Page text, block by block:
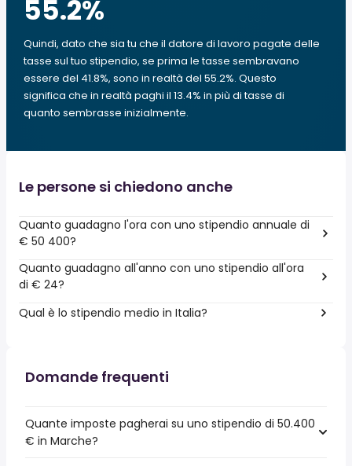
55.2%
Quindi, dato che sia tu che il datore di lavoro pagate delle
tasse sul tuo stipendio, se prima le tasse sembravano
essere del 41.8%, sono in realtà del 55.2%. Questo
significa che in realtà paghi il 13.4% in più di tasse di
quanto sembrasse inizialmente.
Le persone si chiedono anche
Quanto guadagno l'ora con uno stipendio annuale di
€ 50 400?
Quanto guadagno all'anno con uno stipendio all'ora
di € 24?
Qual è lo stipendio medio in Italia?
Domande frequenti
Quante imposte pagherai su uno stipendio di 50.400
€ in Marche?